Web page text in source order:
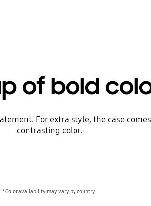
of bold
For extra style, the case
contrasting color.
*Color availability may vary by country.